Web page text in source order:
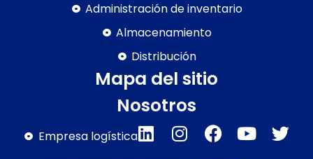
Administración de inventario
Almacenamiento
Distribución
Mapa del sitio
Nosotros
Empresa logística